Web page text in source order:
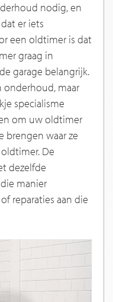
nodig, en
er iets
een oldtimer is dat
graag in
garage belangrijk.
onderhoud, maar
specialisme
om uw oldtimer
brengen waar ze
De
dezelfde
manier
reparaties aan die